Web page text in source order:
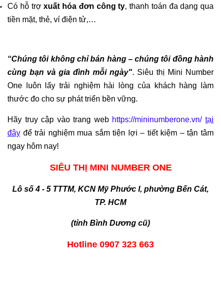
Có hỗ trợxuất hóa đơn công ty, thanh toán đa dạng qua
tiền mặt, thẻ, ví điện tử,…
“Chúng tôi không chỉ bán hàng – chúng tôi đồng hành
cùng bạn và gia đình mỗi ngày". Siêu thị Mini Number
One luôn lấy trải nghiệm hài lòng của khách hàng làm
thước đo cho sự phát triển bền vững.
Hãy truy cập vào trang web https://mininumberone.vn/ tại
đây để trải nghiệm mua sắm tiện lợi – tiết kiệm – tận tâm
ngay hôm nay!
SIÊU THỊ MINI NUMBER ONE
Lô số 4 - 5 TTTM, KCN Mỹ Phước I, phường Bến Cát,
TP. HCM
(tỉnh Bình Dương cũ)
Hotline 0907 323 663